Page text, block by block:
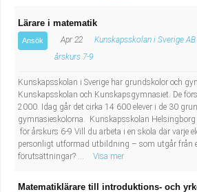
Lärare i matematik
Ansök Apr 22 Kunskapsskolan i Sverige AB
årskurs 7-9
Kunskapsskolan i Sverige har grundskolor och
Kunskapsskolan och Kunskapsgymnasiet. De
2000. Idag går det cirka 14 600 elever i de 30
gymnasieskolorna. Kunskapsskolan
för årskurs 6-9 Vill du arbeta i en skola där varje
personligt utformad utbildning – som utgår från
förutsättningar? ...
Visa mer
Matematiklärare till introduktions- och